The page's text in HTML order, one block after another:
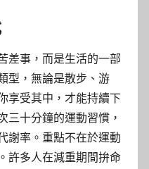
差事，而是生活的一部
型，無論是散步、游
享受其中，才能持續下
三十分鐘的運動習慣，
謝率。重點不在於運動
許多人在減重期間拚命